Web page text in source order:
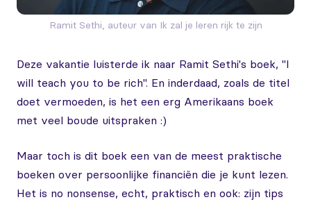
Ramit Sethi, auteur van Ik zal je leren rijk te zijn
Deze vakantie luisterde ik naar Ramit Sethi's boek, "I
will teach you to be rich". En inderdaad, zoals de titel
doet vermoeden, is het een erg Amerikaans boek
met veel boude uitspraken :)
Maar toch is dit boek een van de meest praktische
boeken over persoonlijke financiën die je kunt lezen.
Het is no nonsense, echt, praktisch en ook: zijn tips